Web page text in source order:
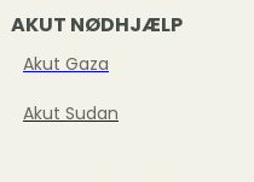
AKUT NØDHJÆLP
Akut Gaza
Akut Sudan